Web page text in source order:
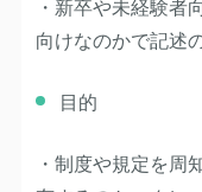
・新卒や未経験者
向けなのかで記述
目的
・制度や規定を周